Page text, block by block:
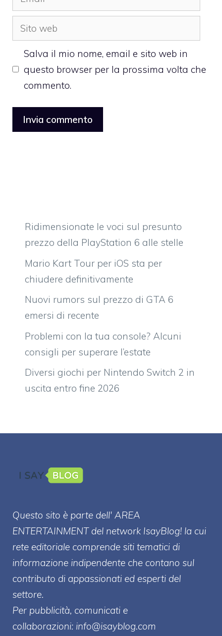
Sito
web
Salva il mio nome, email e sito web in
questo browser per la prossima volta che
commento.
Ridimensionate le voci sul presunto
prezzo della PlayStation 6 alle stelle
Mario Kart Tour per iOS sta per
chiudere definitivamente
Nuovi rumors sul prezzo di GTA 6
emersi di recente
Problemi con la tua console? Alcuni
consigli per superare l’estate
Diversi giochi per Nintendo Switch 2 in
uscita entro fine 2026
Questo sito è parte dell' AREA
ENTERTAINMENT del network IsayBlog! la cui
rete editoriale comprende siti tematici di
informazione indipendente che contano sul
contributo di appassionati ed esperti del
settore.
Per pubblicità, comunicati e
collaborazioni: info@isayblog.com